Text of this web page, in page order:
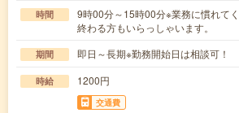
時間
9時00分～15時00分※業務に慣れて
終わる方もいらっしゃいます。
期間 即日～長期※勤務開始日は相談可！
時給 1200円
交通費